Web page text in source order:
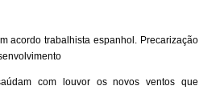
acordo trabalhista espanhol. Precarização
com louvor os novos ventos que